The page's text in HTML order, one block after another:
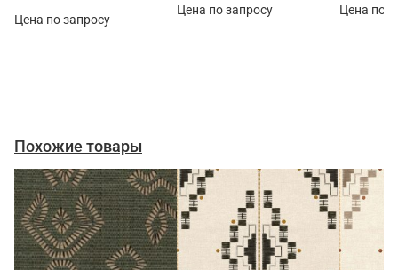
Цена по запросу
Цена по запросу
Цена по
Похожие товары